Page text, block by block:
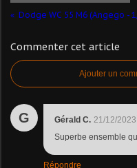
Commenter cet article
Ajouter un
G Gérald C. 21/12/
Superbe ensemble
Répondre